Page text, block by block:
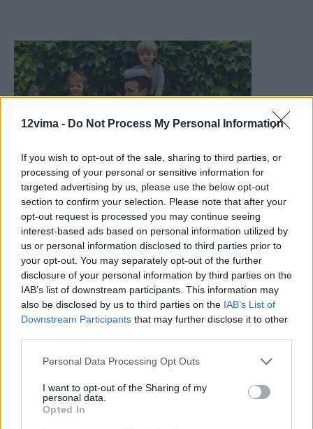
12vima - Do Not Process My Personal Information
If you wish to opt-out of the sale, sharing to third parties, or
processing of your personal or sensitive information for
targeted advertising by us, please use the below opt-out
section to confirm your selection. Please note that after your
opt-out request is processed you may continue seeing
interest-based ads based on personal information utilized by
us or personal information disclosed to third parties prior to
your opt-out. You may separately opt-out of the further
disclosure of your personal information by third parties on the
IAB’s list of downstream participants. This information may
also be disclosed by us to third parties on the IAB’s List of
Downstream Participants that may further disclose it to other
Personal Data Processing Opt Outs
I want to opt-out of the Sharing of my
personal data.
Opted In